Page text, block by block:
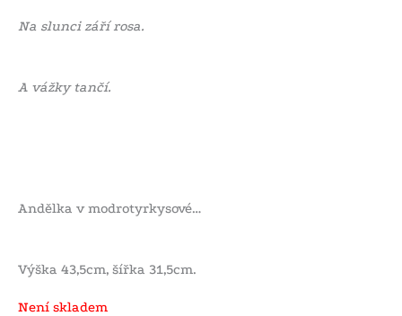
Na slunci září rosa.
A vážky tančí.
Andělka v modrotyrkysové…
Výška 43,5cm, šířka 31,5cm.
Není skladem